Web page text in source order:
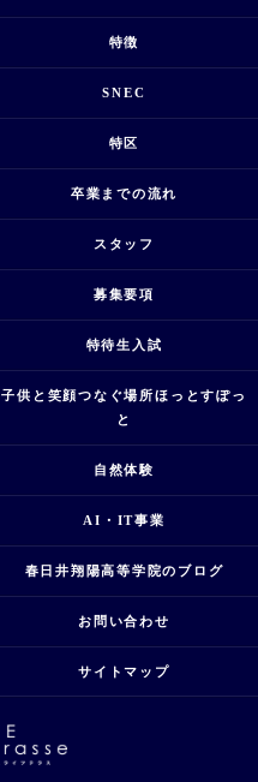
特徴
SNEC
特区
卒業までの流れ
スタッフ
募集要項
特待生入試
子供と笑顔つなぐ場所ほっとすぽっ
と
自然体験
AI・IT事業
春日井翔陽高等学院のブログ
お問い合わせ
サイトマップ